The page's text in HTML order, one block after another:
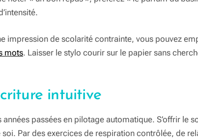
impression de scolarité contrainte, vous pouvez
mots. Laisser le stylo courir sur le papier sans
intuitive
passées en pilotage automatique. S’offrir le
Par des exercices de respiration contrôlée, de